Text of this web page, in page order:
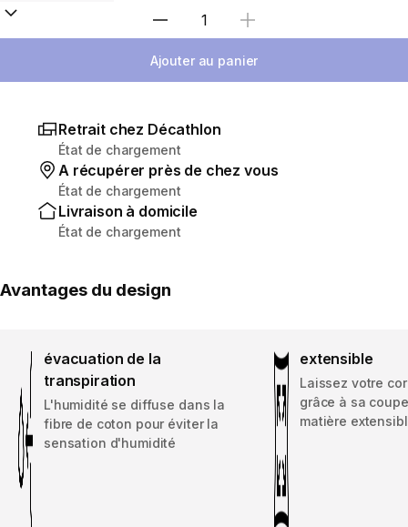
Choisir une quantité
Ajouter au panier
Retrait chez Décathlon
État de chargement
A récupérer près de chez vous
État de chargement
Livraison à domicile
État de chargement
Avantages du design
évacuation de la
transpiration
L'humidité se diffuse dans la
fibre de coton pour éviter la
sensation d'humidité
extensible
Laissez votre
grâce à sa
matière